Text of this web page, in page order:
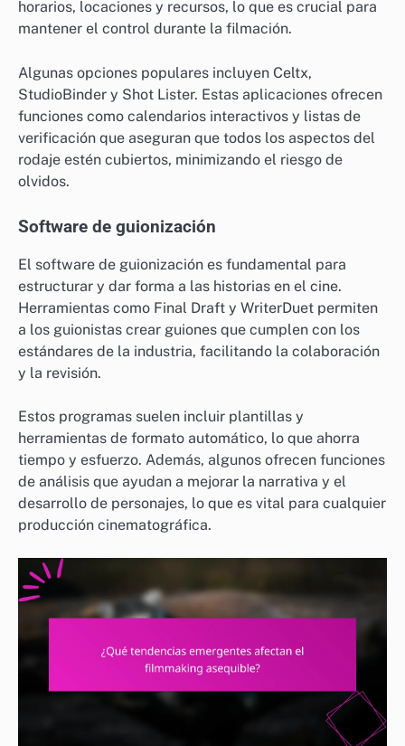
horarios, locaciones y recursos, lo que es crucial para
mantener el control durante la filmación.
Algunas opciones populares incluyen Celtx,
StudioBinder y Shot Lister. Estas aplicaciones ofrecen
funciones como calendarios interactivos y listas de
verificación que aseguran que todos los aspectos del
rodaje estén cubiertos, minimizando el riesgo de
olvidos.
Software de guionización
El software de guionización es fundamental para
estructurar y dar forma a las historias en el cine.
Herramientas como Final Draft y WriterDuet permiten
a los guionistas crear guiones que cumplen con los
estándares de la industria, facilitando la colaboración
y la revisión.
Estos programas suelen incluir plantillas y
herramientas de formato automático, lo que ahorra
tiempo y esfuerzo. Además, algunos ofrecen funciones
de análisis que ayudan a mejorar la narrativa y el
desarrollo de personajes, lo que es vital para cualquier
producción cinematográfica.